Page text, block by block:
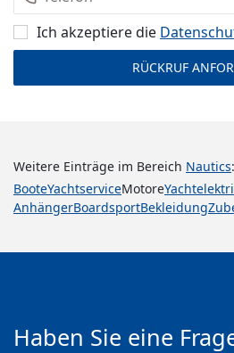
Ich akzeptiere die
Weitere Einträge im Bereich Nautics:
BooteYachtserviceMotore
AnhängerBoardsportBekleidung
Haben Sie eine